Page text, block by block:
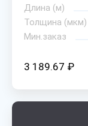
Длина (м)
Толщина (мкм)
Мин.заказ
3 189.67 ₽